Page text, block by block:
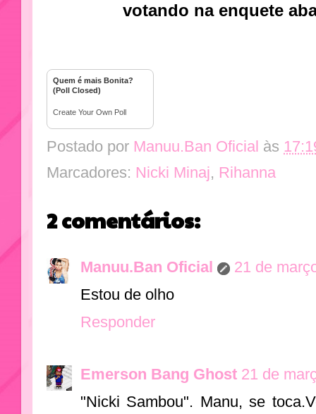
votando na enquete
Quem é mais Bonita?
(Poll Closed)
Create Your Own Poll
Postado por Manuu.Ban Oficial às
Marcadores: Nicki Minaj, Rihanna
2 comentários:
Manuu.Ban Oficial
21 de
Estou de olho
Responder
Emerson Bang Ghost 21 de
"Nicki Sambou". Manu, se